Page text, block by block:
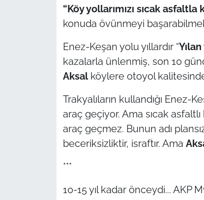
“Köy yollarımızı sıcak asfaltla
konuda övünmeyi
Enez-Keşan yolu yıllardır “
kazalarla ünlenmiş, son 10
Aksalköylere otoyol
Trakyalıların kullandığı
araç geçiyor. Ama sıcak
araç geçmez. Bunun adı
beceriksizliktir, israftır. Ama
***
10-15 yıl kadar önceydi... AKP
TÜRKİYE
Flaş Haber